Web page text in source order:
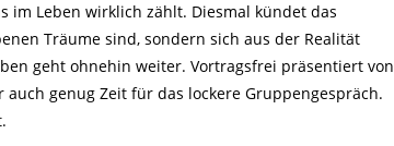
im Leben wirklich zählt. Diesmal kündet das
Träume sind, sondern sich aus der Realität
geht ohnehin weiter. Vortragsfrei präsentiert von
auch genug Zeit für das lockere Gruppengespräch.